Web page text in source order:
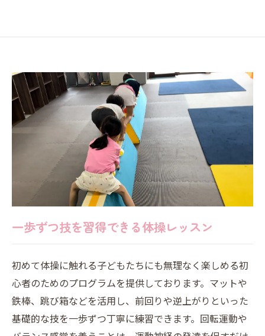
一歩ずつ技を習得できる体操レッスン
初めて体操に触れる子どもたちにも無理なく楽しめる初
心者のためのプログラムを提供しております。マットや
鉄棒、跳び箱などを活用し、前回りや逆上がりといった
基礎的な技を一歩ずつ丁寧に練習できます。回転運動や